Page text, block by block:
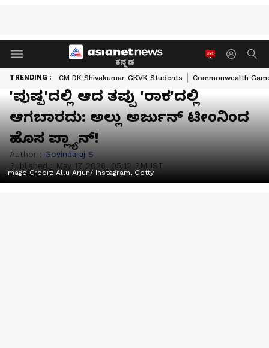
ಕನ್ನಡ
TRENDING : CM DK Shivakumar-GKVK Students Commonwealth
'ಪುಷ್ಪ'ದಲ್ಲಿ ಆದ ತಪ್ಪು 'ರಾಕ'ದಲ್ಲಿ
ಆಗಬಾರದು: ಅಲ್ಲು ಅರ್ಜುನ್ ಟೀಂನಿಂದ
ಹೊಸ ಪ್ಲ್ಯಾನ್!
Author : Govindaraj S
Published : May 17 2026, 05:12 PM IST
Image Credit: Allu Arjun/ Instagram, Getty